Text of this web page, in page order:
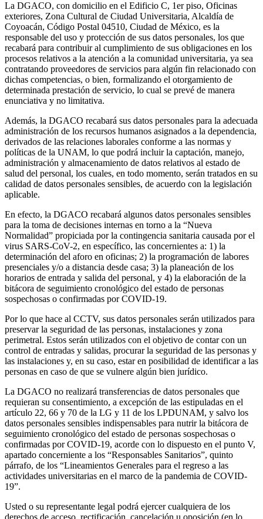
La DGACO, con domicilio en el Edificio C, 1er piso, Oficinas
exteriores, Zona Cultural de Ciudad Universitaria, Alcaldía de
Coyoacán, Código Postal 04510, Ciudad de México, es la
responsable del uso y protección de sus datos personales, los que
recabará para contribuir al cumplimiento de sus obligaciones en los
procesos relativos a la atención a la comunidad universitaria, ya sea
contratando proveedores de servicios para algún fin relacionado con
dichas competencias, o bien, formalizando el otorgamiento de
determinada prestación de servicio, lo cual se prevé de manera
enunciativa y no limitativa.
Además, la DGACO recabará sus datos personales para la adecuada
administración de los recursos humanos asignados a la dependencia,
derivados de las relaciones laborales conforme a las normas y
políticas de la UNAM, lo que podrá incluir la captación, manejo,
administración y almacenamiento de datos relativos al estado de
salud del personal, los cuales, en todo momento, serán tratados en su
calidad de datos personales sensibles, de acuerdo con la legislación
aplicable.
En efecto, la DGACO recabará algunos datos personales sensibles
para la toma de decisiones internas en torno a la “Nueva
Normalidad” propiciada por la contingencia sanitaria causada por el
virus SARS-CoV-2, en específico, las concernientes a: 1) la
determinación del aforo en oficinas; 2) la programación de labores
presenciales y/o a distancia desde casa; 3) la planeación de los
horarios de entrada y salida del personal, y 4) la elaboración de la
bitácora de seguimiento cronológico del estado de personas
sospechosas o confirmadas por COVID-19.
Por lo que hace al CCTV, sus datos personales serán utilizados para
preservar la seguridad de las personas, instalaciones y zona
perimetral. Estos serán utilizados con el objetivo de contar con un
control de entradas y salidas, procurar la seguridad de las personas y
las instalaciones y, en su caso, estar en posibilidad de identificar a las
personas en caso de que se vulnere algún bien jurídico.
La DGACO no realizará transferencias de datos personales que
requieran su consentimiento, a excepción de las estipuladas en el
artículo 22, 66 y 70 de la LG y 11 de los LPDUNAM, y salvo los
datos personales sensibles indispensables para nutrir la bitácora de
seguimiento cronológico del estado de personas sospechosas o
confirmadas por COVID-19, acorde con lo dispuesto en el punto V,
apartado concerniente a los “Responsables Sanitarios”, quinto
párrafo, de los “Lineamientos Generales para el regreso a las
actividades universitarias en el marco de la pandemia de COVID-
19”.
Usted o su representante legal podrá ejercer cualquiera de los